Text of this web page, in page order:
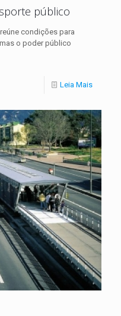
público
condições para
o poder público
Leia Mais